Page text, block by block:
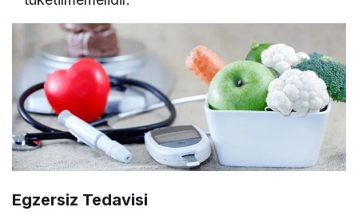
Egzersiz Tedavisi